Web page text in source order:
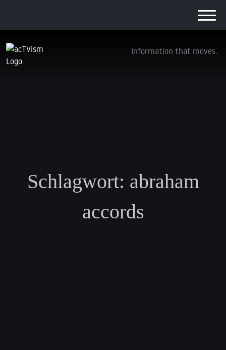
Information that moves.
Schlagwort: abraham
accords